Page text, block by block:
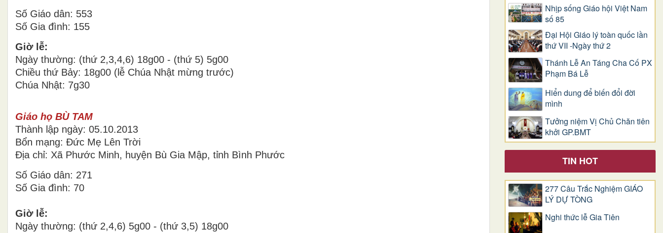
Số Giáo dân: 553
Số Gia đình: 155
Giờ lễ:
Ngày thường: (thứ 2,3,4,6) 18g00 - (thứ 5) 5g00
Chiều thứ Bảy: 18g00 (lễ Chúa Nhật mừng trước)
Chúa Nhật: 7g30
Giáo họ BÙ TAM
Thành lập ngày: 05.10.2013
Bổn mạng: Đức Mẹ Lên Trời
Địa chỉ: Xã Phước Minh, huyện Bù Gia Mập, tỉnh Bình Phước
Số Giáo dân: 271
Số Gia đình: 70
Giờ lễ:
Ngày thường: (thứ 2,4,6) 5g00 - (thứ 3,5) 18g00
Nhịp sống Giáo hội Việt Nam
số 85
Đại Hội Giáo lý toàn quốc lần
thứ VII -Ngày thứ 2
Thánh Lễ An Táng Cha Cố PX
Phạm Bá Lễ
Hiển dung để biến đổi đời
mình
Tưởng niệm Vị Chủ Chăn tiên
khởi GP.BMT
TIN HOT
277 Câu Trắc Nghiệm GIÁO
LÝ DỰ TÒNG
Nghi thức lễ Gia Tiên